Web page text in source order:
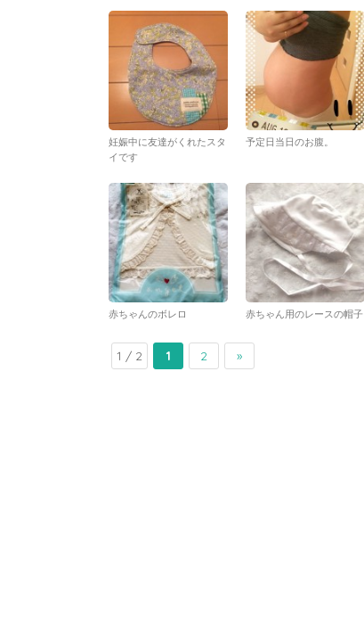
妊娠中に友達がくれたスタ
イです
予定日当日のお腹。
赤ちゃんのボレロ 赤ちゃん用のレースの帽子
1 / 2 1 2 »